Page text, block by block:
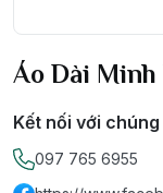
❣️ Chúc Quý
mua hàng tại Áo
Áo Dài Minh
Kết nối với
097 765 6955